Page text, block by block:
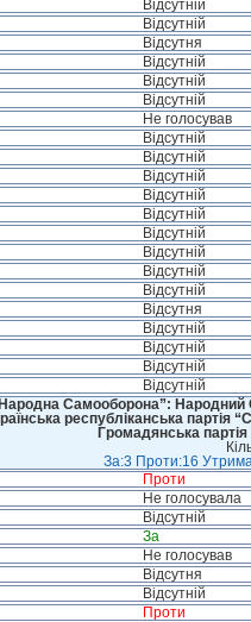
Відсутній
Відсутній
Відсутня
Відсутній
Відсутній
Відсутній
Не голосував
Відсутній
Відсутній
Відсутній
Відсутній
Відсутній
Відсутній
Відсутній
Відсутній
Відсутній
Відсутня
Відсутній
Відсутній
Відсутній
Відсутній
Самооборона”: Народний
республіканська
Громадянська
За:3 Проти:16
Проти
Не голосувала
Відсутній
За
Не голосував
Відсутня
Відсутній
Проти